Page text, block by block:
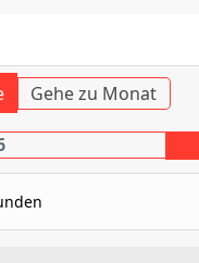
Gehe zu Monat